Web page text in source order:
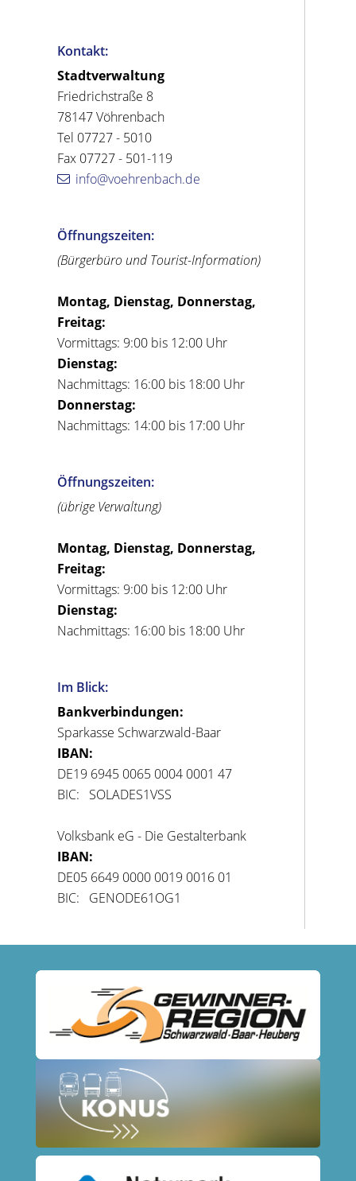
Kontakt:
Stadtverwaltung
Friedrichstraße 8
78147 Vöhrenbach
Tel 07727 - 5010
Fax 07727 - 501-119
info@voehrenbach.de
Öffnungszeiten:
(Bürgerbüro und Tourist-Information)
Montag, Dienstag, Donnerstag,
Freitag:
Vormittags: 9:00 bis 12:00 Uhr
Dienstag:
Nachmittags: 16:00 bis 18:00 Uhr
Donnerstag:
Nachmittags: 14:00 bis 17:00 Uhr
Öffnungszeiten:
(übrige Verwaltung)
Montag, Dienstag, Donnerstag,
Freitag:
Vormittags: 9:00 bis 12:00 Uhr
Dienstag:
Nachmittags: 16:00 bis 18:00 Uhr
Im Blick:
Bankverbindungen:
Sparkasse Schwarzwald-Baar
IBAN:
DE19 6945 0065 0004 0001 47
BIC: SOLADES1VSS
Volksbank eG - Die Gestalterbank
IBAN:
DE05 6649 0000 0019 0016 01
BIC: GENODE61OG1